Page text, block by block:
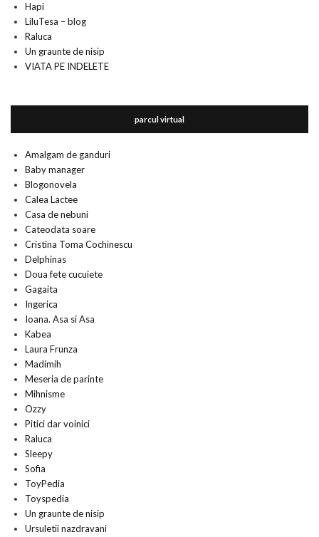
Hapi
LiluTesa – blog
Raluca
Un graunte de nisip
VIATA PE INDELETE
parcul virtual
Amalgam de ganduri
Baby manager
Blogonovela
Calea Lactee
Casa de nebuni
Cateodata soare
Cristina Toma Cochinescu
Delphinas
Doua fete cucuiete
Gagaita
Ingerica
Ioana. Asa si Asa
Kabea
Laura Frunza
Madimih
Meseria de parinte
Mihnisme
Ozzy
Pitici dar voinici
Raluca
Sleepy
Sofia
ToyPedia
Toyspedia
Un graunte de nisip
Ursuletii nazdravani